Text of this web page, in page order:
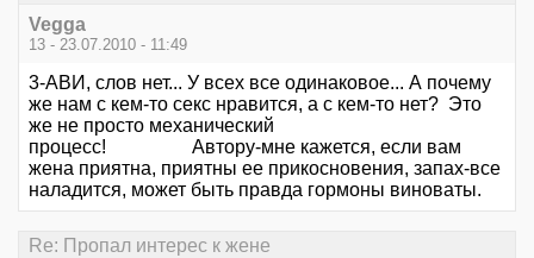
Vegga
13 - 23.07.2010 - 11:49
3-АВИ, слов нет... У всех все одинаковое... А почему
же нам с кем-то секс нравится, а с кем-то нет? Это
же не просто механический
процесс! Автору-мне кажется, если вам
жена приятна, приятны ее прикосновения, запах-все
наладится, может быть правда гормоны виноваты.
Re: Пропал интерес к жене